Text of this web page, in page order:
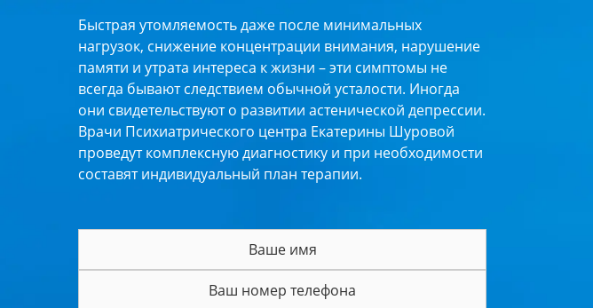
Быстрая утомляемость даже после минимальных
нагрузок, снижение концентрации внимания, нарушение
памяти и утрата интереса к жизни – эти симптомы не
всегда бывают следствием обычной усталости. Иногда
они свидетельствуют о развитии астенической депрессии.
Врачи Психиатрического центра Екатерины Шуровой
проведут комплексную диагностику и при необходимости
составят индивидуальный план терапии.